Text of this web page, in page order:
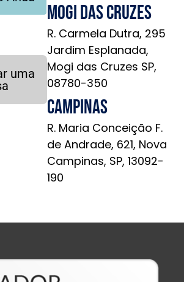
uma
Mogi das Cruzes
R. Carmela Dutra, 295
Jardim Esplanada,
Mogi das Cruzes SP,
08780-350
Campinas
R. Maria Conceição F.
de Andrade, 621, Nova
Campinas, SP, 13092-
190